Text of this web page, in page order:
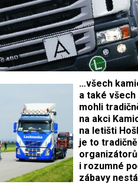
…všech
a také
mohli
na akci
na letišti
je to
i rozumné
zábavy